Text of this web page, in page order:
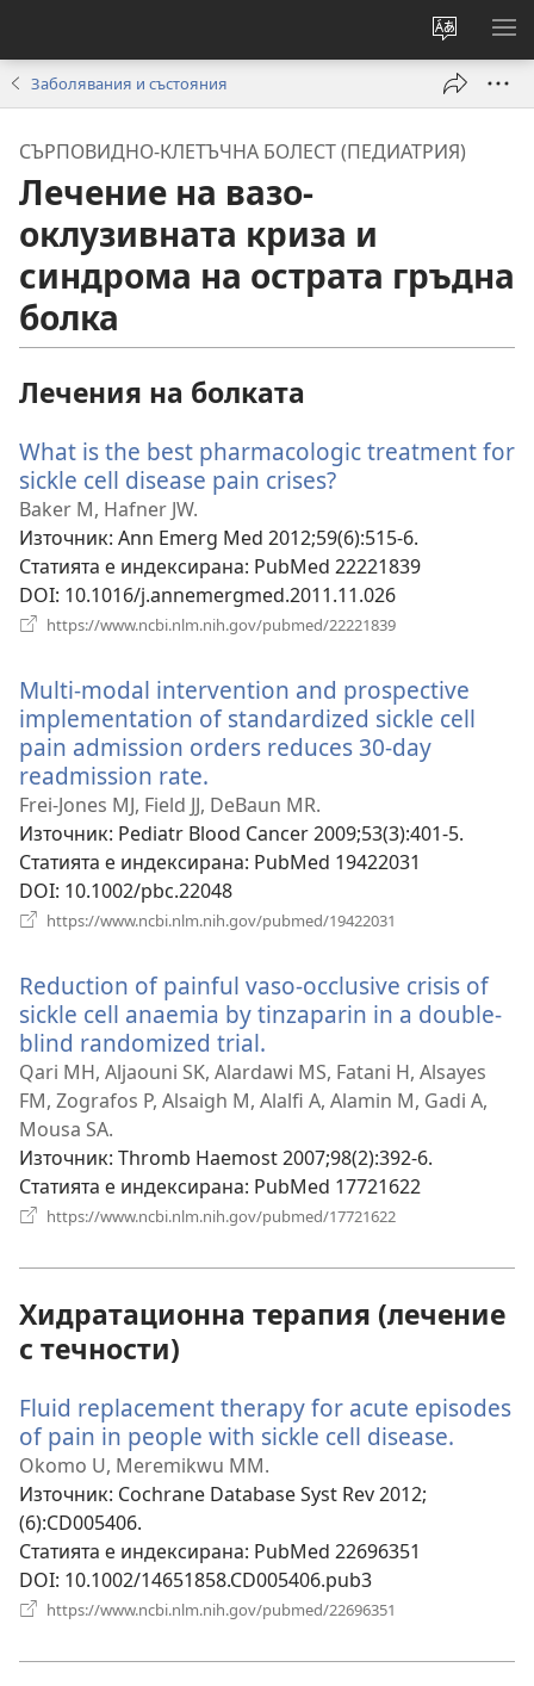
Смени
езика
на
Заболявания и състояния
СЪРПОВИДНО-КЛЕТЪЧНА БОЛЕСТ (ПЕДИАТРИЯ)
Лечение на вазо-
оклузивната криза и
синдрома на острата гръдна
болка
Лечения на болката
What is the best pharmacologic treatment for
sickle cell disease pain crises?
прозорец)
Baker M, Hafner JW.
Източник‎: Ann Emerg Med 2012;59(6):515-6.
Статията е индексирана‎: PubMed 22221839
DOI‎: 10.1016/j.annemergmed.2011.11.026
https://www.ncbi.nlm.nih.gov/pubmed/22221839
Multi-modal intervention and prospective
implementation of standardized sickle cell
pain admission orders reduces 30-day
readmission rate.
нов
прозорец)
Frei-Jones MJ, Field JJ, DeBaun MR.
Източник‎: Pediatr Blood Cancer 2009;53(3):401-5.
Статията е индексирана‎: PubMed 19422031
DOI‎: 10.1002/pbc.22048
https://www.ncbi.nlm.nih.gov/pubmed/19422031
Reduction of painful vaso-occlusive crisis of
sickle cell anaemia by tinzaparin in a double-
blind randomized trial.
нов
прозорец)
Qari MH, Aljaouni SK, Alardawi MS, Fatani H, Alsayes
FM, Zografos P, Alsaigh M, Alalfi A, Alamin M, Gadi A,
Mousa SA.
Източник‎: Thromb Haemost 2007;98(2):392-6.
Статията е индексирана‎: PubMed 17721622
https://www.ncbi.nlm.nih.gov/pubmed/17721622
Хидратационна терапия (лечение
с течности)
Fluid replacement therapy for acute episodes
of pain in people with sickle cell disease.
Okomo U, Meremikwu MM.
Източник‎: Cochrane Database Syst Rev 2012;
(6):CD005406.
Статията е индексирана‎: PubMed 22696351
DOI‎: 10.1002/14651858.CD005406.pub3
https://www.ncbi.nlm.nih.gov/pubmed/22696351